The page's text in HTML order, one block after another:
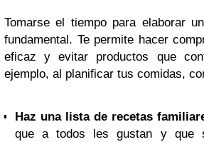
Tomarse el tiempo para elaborar
fundamental. Te permite hacer
eficaz y evitar productos que
ejemplo, al planificar tus comidas,
Haz una lista de recetas
que a todos les gustan y que